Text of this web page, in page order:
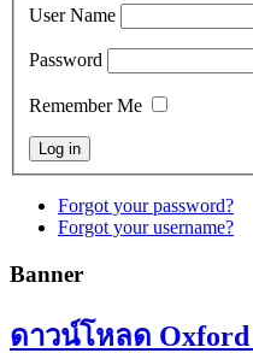
User Name
Password
Remember Me
Forgot your password?
Forgot your username?
Banner
ดาวน์โหลด Oxford